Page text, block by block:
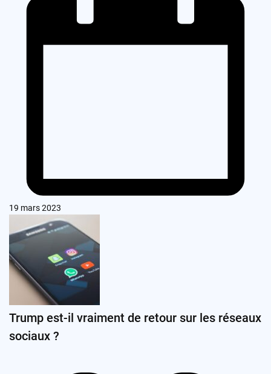
19 mars 2023
Trump est-il vraiment de retour sur les réseaux
sociaux ?